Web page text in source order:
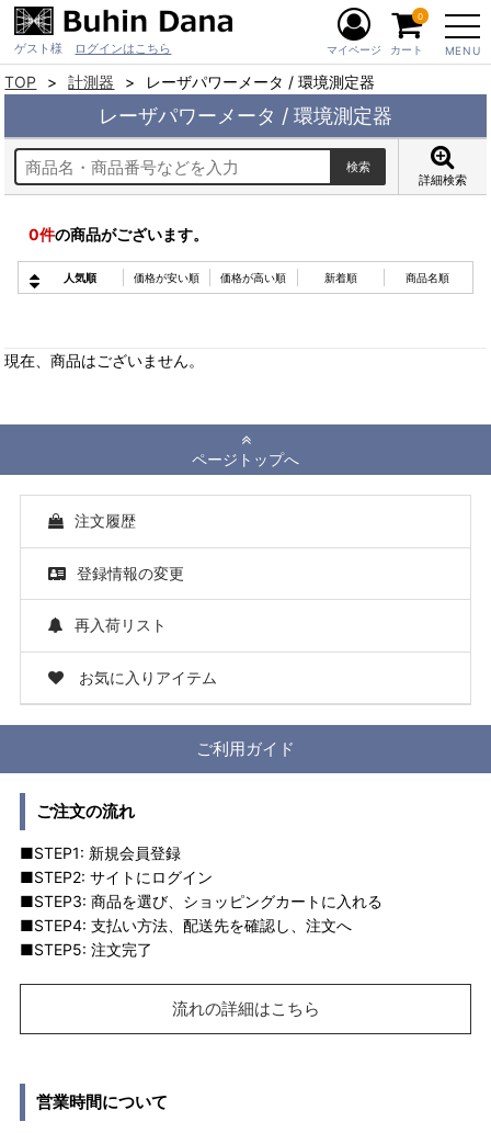
ゲスト様 ログインはこちら MENU
マイページ カート
0
TOP 計測器 レーザパワーメータ / 環境測定器
レーザパワーメータ / 環境測定器
詳細検索
0件の商品がございます。
人気順 価格が安い順 価格が高い順 新着順 商品名順
現在、商品はございません。
ページトップへ
注文履歴
登録情報の変更
再入荷リスト
お気に入りアイテム
ご利用ガイド
ご注文の流れ
■STEP1: 新規会員登録
■STEP2: サイトにログイン
■STEP3: 商品を選び、ショッピングカートに入れる
■STEP4: 支払い方法、配送先を確認し、注文へ
■STEP5: 注文完了
流れの詳細はこちら
営業時間について